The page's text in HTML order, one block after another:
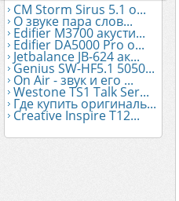
CM Storm Sirus 5.1 о...
О звуке пара слов...
Edifier М3700 акусти...
Edifier DA5000 Pro о...
Jetbalance JB-624 ак...
Genius SW-HF5.1 5050...
On Air - звук и его ...
Westone TS1 Talk Ser...
Где купить оригиналь...
Creative Inspire T12...